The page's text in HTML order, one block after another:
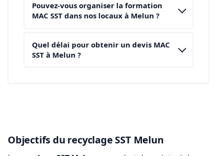
Pouvez-vous organiser la formation
MAC SST dans nos locaux à Melun ?
Quel délai pour obtenir un devis MAC
SST à Melun ?
Objectifs du recyclage SST Melun